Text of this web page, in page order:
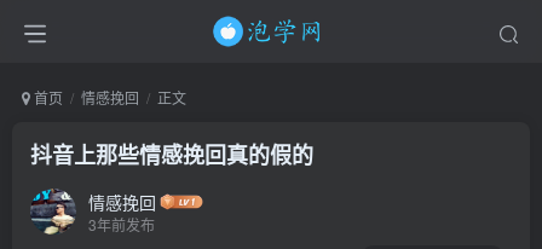
首页 情感挽回 正文
抖音上那些情感挽回真的假的
情感挽回
3年前发布